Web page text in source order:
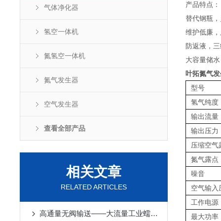
气体净化器
氢空一体机
氮氢空一体机
氮气发生器
空气发生器
查看全部产品
相关文章
RELATED ARTICLES
高通量无阀输送——大流量工业蠕动泵的容积挤压原理与化工环保加药应用
产品特点：
替代钢瓶
维护低廉
防返液，
大容量储
叶拓氮气
型号
氢气纯度
输出流量
输出压力
压缩空气
氮气露点
噪音
空气输入
工作电源
最大功率